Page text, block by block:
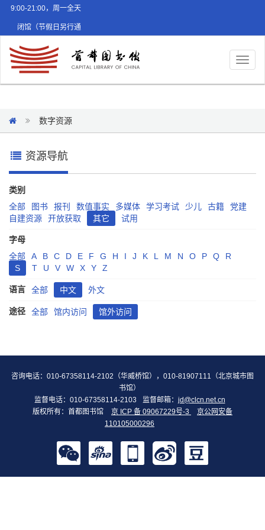
9:00-21:00，周一全天
闭馆（节假日另行通
数字资源
资源导航
类别
全部
图书 报刊 数值事实 多媒体 学习考试 少儿 古籍
党建
自建资源
开放获取 其它 试用
字母
全部
A B C D E F G H I J K L M N O P Q
R
S
T U V W X Y Z
语言 全部 中文 外文
途径 全部 馆内访问 馆外访问
咨询电话：010-67358114-2102（华威桥馆），010-81907111（北京城市图
书馆）
监督电话：010-67358114-2103
监督邮箱： jd@clcn.net.cn
版权所有：首都图书馆
京 ICP 备 09067229号-3
京公网安备
110105000296